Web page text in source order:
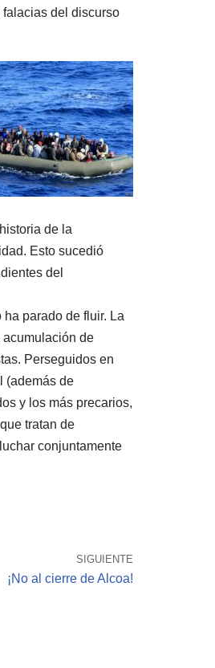
del discurso
de la
Esto sucedió
del
parado de fluir. La
acumulación de
Perseguidos en
(además de
y los más precarios,
tratan de
conjuntamente
SIGUIENTE
¡No al cierre de Alcoa!